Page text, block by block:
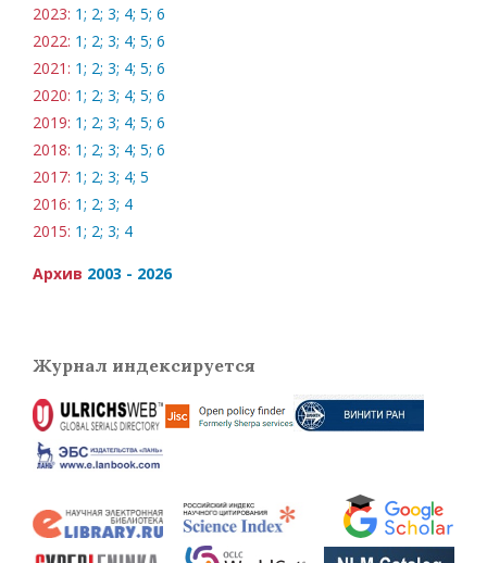
2023: 1; 2; 3; 4; 5; 6
2022: 1; 2; 3; 4; 5; 6
2021: 1; 2; 3; 4; 5; 6
2020: 1; 2; 3; 4; 5; 6
2019: 1; 2; 3; 4; 5; 6
2018: 1; 2; 3; 4; 5; 6
2017: 1; 2; 3; 4; 5
2016: 1; 2; 3; 4
2015: 1; 2; 3; 4
Архив 2003 - 2026
Журнал индексируется